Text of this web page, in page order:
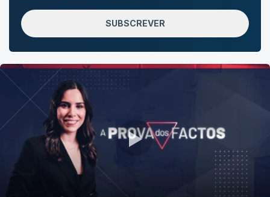
SUBSCREVER